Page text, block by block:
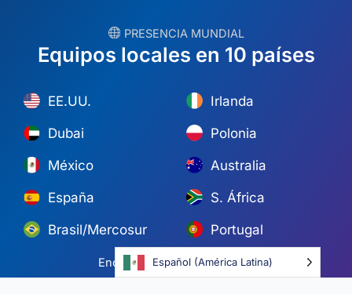
︎ PRESENCIA MUNDIAL
Equipos locales en 10 países
EE.UU.
Dubai
México
España
Brasil/Mercosur
Irlanda
Polonia
Australia
S. África
Portugal
Encuentra tu equipo local →
Español (América Latina)